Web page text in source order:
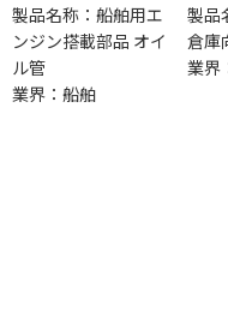
製品名称：船舶用エ
ンジン搭載部品 オイ
ル管
業界：船舶
製品
倉庫
業界